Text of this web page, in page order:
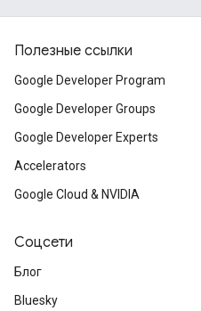
Полезные ссылки
Google Developer Program
Google Developer Groups
Google Developer Experts
Accelerators
Google Cloud & NVIDIA
Соцсети
Блог
Bluesky